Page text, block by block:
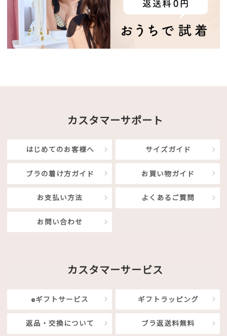
カスタマーサポート
はじめてのお客様へ サイズガイド
ブラの着け方ガイド お買い物ガイド
お支払い方法 よくあるご質問
お問い合わせ
カスタマーサービス
eギフトサービス ギフトラッピング
返品・交換について ブラ返送料無料